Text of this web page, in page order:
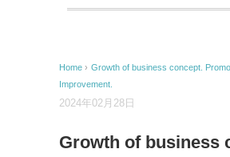
Home › Growth of business concept.
Improvement.
2024年02月28日
Growth of business